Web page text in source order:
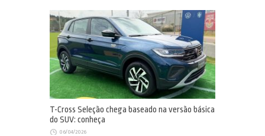
T-Cross Seleção chega baseado na versão básica
do SUV: conheça
06/04/2026